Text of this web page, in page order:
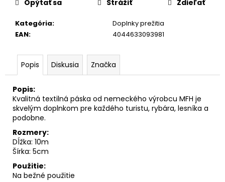
Kategória:
Doplnky prežitia
EAN: 4044633093981
Opýtať sa Strážiť Zdieľať
Popis Diskusia Značka
Popis:
Kvalitná textilná páska od nemeckého výrobcu MFH je
skvelým doplnkom pre každého turistu, rybára, lesníka a
podobne.
Rozmery:
Dĺžka: 10m
Šírka: 5cm
Použitie:
Na bežné použitie
o
m
e